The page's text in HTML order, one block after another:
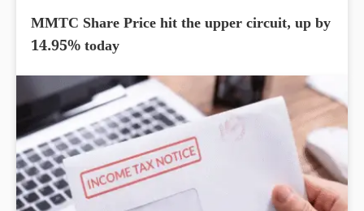
MMTC Share Price hit the upper circuit, up by
14.95% today